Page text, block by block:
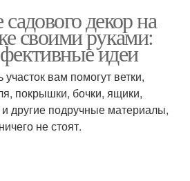
декор на
своими руками:
идеи
участок вам помогут ветки,
покрышки, бочки, ящики,
другие подручные материалы,
не стоят.